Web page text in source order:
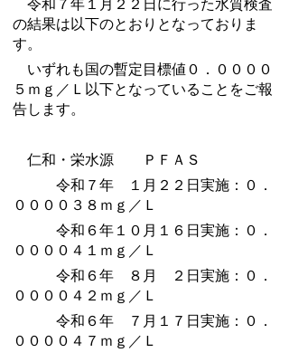
令和７年１月２２日に行った水質検査
の結果は以下のとおりとなっておりま
す。
いずれも国の暫定目標値０．００００
５ｍｇ／Ｌ以下となっていることをご報
告します。
仁和・栄水源 ＰＦＡＳ
令和７年 １月２２日実施：０．
００００３８ｍｇ／Ｌ
令和６年１０月１６日実施：０．
００００４１ｍｇ／Ｌ
令和６年 ８月 ２日実施：０．
００００４２ｍｇ／Ｌ
令和６年 ７月１７日実施：０．
００００４７ｍｇ／Ｌ